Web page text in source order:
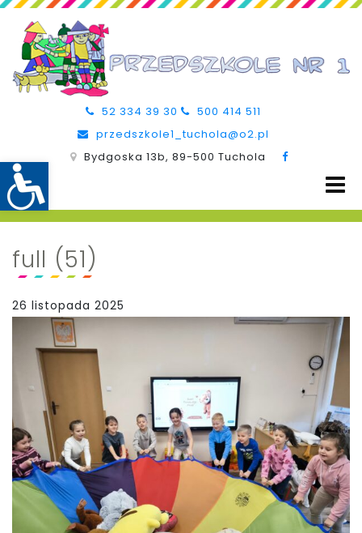
52 334 39 30
500 414 511
przedszkole1_tuchola@o2.pl
Bydgoska 13b, 89-500 Tuchola
full (51)
26 listopada 2025